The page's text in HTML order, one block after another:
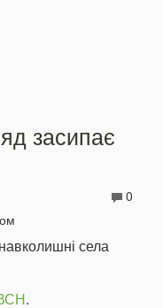
засипає
0
села
.